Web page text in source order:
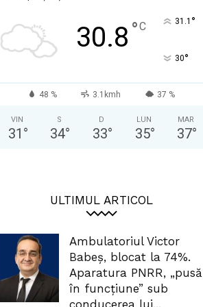
30.8 °C 31.1 °
30°
48 % 3.1kmh 37 %
VIN
31 °
S
34°
D
33°
LUN
35°
MAR
37°
ULTIMUL ARTICOL
Ambulatoriul Victor
Babeș, blocat la 74%.
Aparatura PNRR, „pusă
în funcțiune” sub
conducerea lui...